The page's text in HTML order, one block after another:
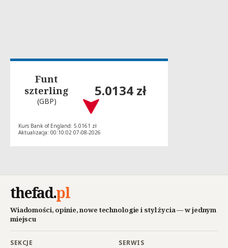
Funt
szterling
(GBP)
5.0134 zł
Kurs Bank of England: 5.0161 zł
Aktualizacja: 00:10:02 07-08-2026
thefad.pl
Wiadomości, opinie, nowe technologie i styl życia — w jednym
miejscu
SEKCJE
SERWIS